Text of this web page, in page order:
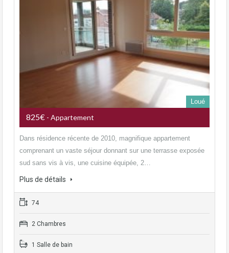
Loué
825€ - Appartement
Dans résidence récente de 2010, magnifique appartement
comprenant un vaste séjour donnant sur une terrasse exposée
sud sans vis à vis, une cuisine équipée, 2…
Plus de détails
74
2 Chambres
1 Salle de bain